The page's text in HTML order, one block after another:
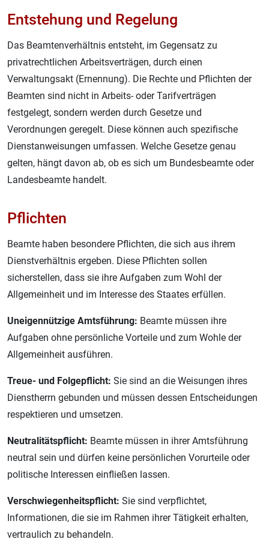
Entstehung und Regelung
Das Beamtenverhältnis entsteht, im Gegensatz zu
privatrechtlichen Arbeitsverträgen, durch einen
Verwaltungsakt (Ernennung). Die Rechte und Pflichten der
Beamten sind nicht in Arbeits- oder Tarifverträgen
festgelegt, sondern werden durch Gesetze und
Verordnungen geregelt. Diese können auch spezifische
Dienstanweisungen umfassen. Welche Gesetze genau
gelten, hängt davon ab, ob es sich um Bundesbeamte oder
Landesbeamte handelt.
Pflichten
Beamte haben besondere Pflichten, die sich aus ihrem
Dienstverhältnis ergeben. Diese Pflichten sollen
sicherstellen, dass sie ihre Aufgaben zum Wohl der
Allgemeinheit und im Interesse des Staates erfüllen.
Uneigennützige Amtsführung: Beamte müssen ihre
Aufgaben ohne persönliche Vorteile und zum Wohle der
Allgemeinheit ausführen.
Treue- und Folgepflicht: Sie sind an die Weisungen ihres
Dienstherrn gebunden und müssen dessen Entscheidungen
respektieren und umsetzen.
Neutralitätspflicht: Beamte müssen in ihrer Amtsführung
neutral sein und dürfen keine persönlichen Vorurteile oder
politische Interessen einfließen lassen.
Verschwiegenheitspflicht: Sie sind verpflichtet,
Informationen, die sie im Rahmen ihrer Tätigkeit erhalten,
vertraulich zu behandeln.